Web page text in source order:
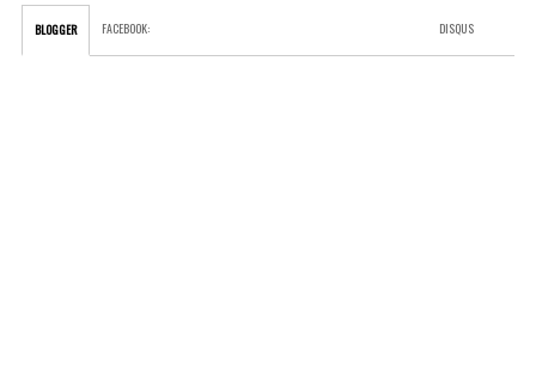
BLOGGER FACEBOOK: DISQUS